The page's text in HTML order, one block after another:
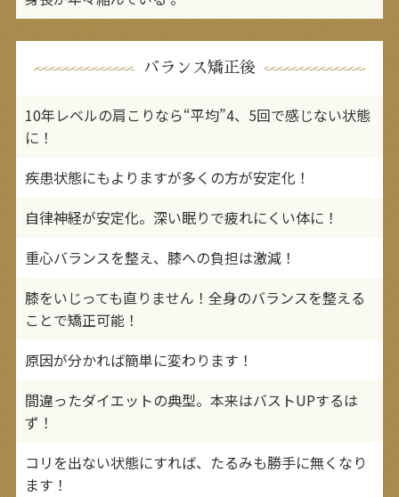
バランス矯正後
10年レベルの肩こりなら“平均”4、5回で感じない状態
に！
疾患状態にもよりますが多くの方が安定化！
自律神経が安定化。深い眠りで疲れにくい体に！
重心バランスを整え、膝への負担は激減！
膝をいじっても直りません！全身のバランスを整える
ことで矯正可能！
原因が分かれば簡単に変わります！
間違ったダイエットの典型。本来はバストUPするは
ず！
コリを出ない状態にすれば、たるみも勝手に無くなり
ます！